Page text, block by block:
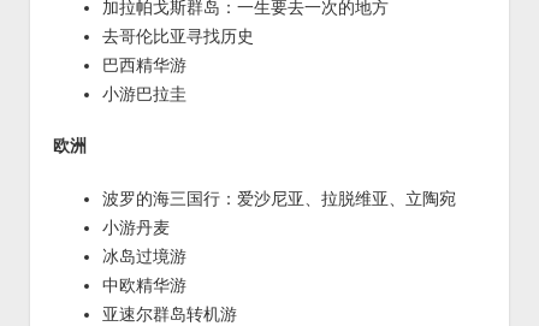
加拉帕戈斯群岛：一生要去一次的地方
去哥伦比亚寻找历史
巴西精华游
小游巴拉圭
欧洲
波罗的海三国行：爱沙尼亚、拉脱维亚、立陶宛
小游丹麦
冰岛过境游
中欧精华游
亚速尔群岛转机游